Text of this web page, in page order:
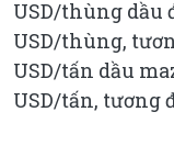
USD/thùng dầu
USD/thùng,
USD/tấn dầu
USD/tấn, tương